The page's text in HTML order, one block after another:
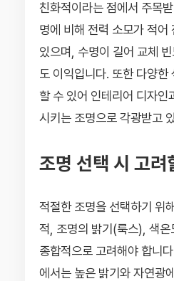
친화적이라는 점에서 주목
명에 비해 전력 소모가 적어
있으며, 수명이 길어 교체
도 이익입니다. 또한 다양한
할 수 있어 인테리어 디자인
시키는 조명으로 각광받고
조명 선택 시 고려
적절한 조명을 선택하기 위
적, 조명의 밝기(룩스), 색
종합적으로 고려해야 합니
에서는 높은 밝기와 자연광